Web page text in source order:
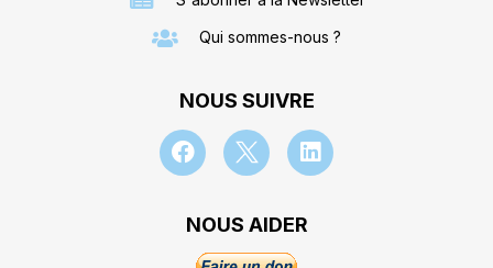
Qui sommes-nous ?
NOUS SUIVRE
NOUS AIDER